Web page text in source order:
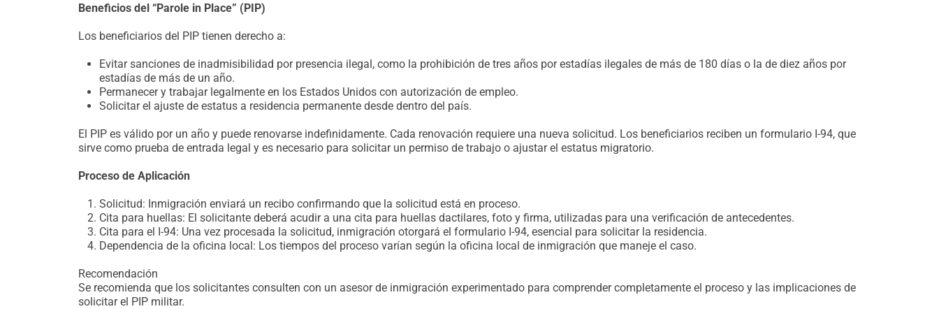
Beneficios del “Parole in Place” (PIP)
Los beneficiarios del PIP tienen derecho a:
Evitar sanciones de inadmisibilidad por presencia ilegal, como la prohibición de tres años por estadías ilegales de más de 180 días o la de diez años por
estadías de más de un año.
Permanecer y trabajar legalmente en los Estados Unidos con autorización de empleo.
Solicitar el ajuste de estatus a residencia permanente desde dentro del país.
El PIP es válido por un año y puede renovarse indefinidamente. Cada renovación requiere una nueva solicitud. Los beneficiarios reciben un formulario I-94, que
sirve como prueba de entrada legal y es necesario para solicitar un permiso de trabajo o ajustar el estatus migratorio.
Proceso de Aplicación
Solicitud: Inmigración enviará un recibo confirmando que la solicitud está en proceso.
Cita para huellas: El solicitante deberá acudir a una cita para huellas dactilares, foto y firma, utilizadas para una verificación de antecedentes.
Cita para el I-94: Una vez procesada la solicitud, inmigración otorgará el formulario I-94, esencial para solicitar la residencia.
Dependencia de la oficina local: Los tiempos del proceso varían según la oficina local de inmigración que maneje el caso.
Recomendación
Se recomienda que los solicitantes consulten con un asesor de inmigración experimentado para comprender completamente el proceso y las implicaciones de
solicitar el PIP militar.